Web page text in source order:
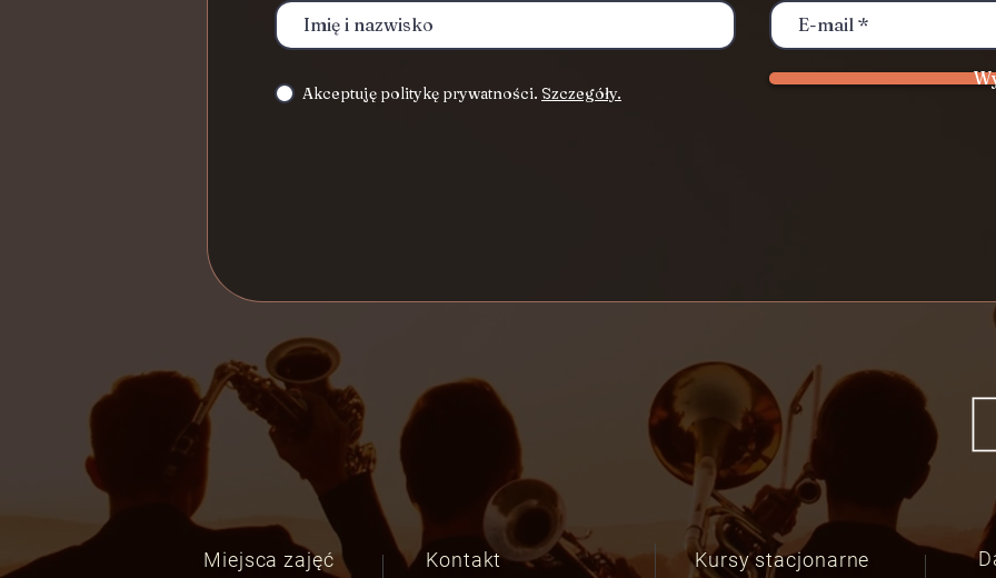
Akceptuję politykę prywatności. Szczegóły.
Miejsca zajęć
Kontakt Kursy stacjonarne